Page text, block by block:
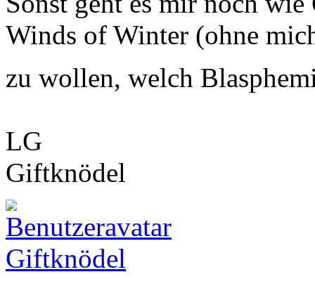
Winds of Winter (ohne
zu wollen, welch
LG
Giftknödel
Giftknödel